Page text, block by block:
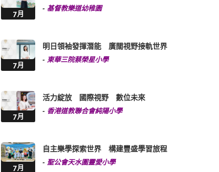
7月
- 基督教樂道幼稚園
7月
明日領袖發揮潛能 廣闊視野接軌世界
- 東華三院蔡榮星小學
7月
活力綻放 國際視野 數位未來
- 香港道教聯合會純陽小學
7月
自主樂學探索世界 構建豐盛學習旅程
- 聖公會天水圍靈愛小學